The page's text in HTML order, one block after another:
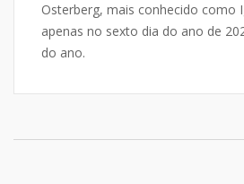
Osterberg, mais conhecido como
apenas no sexto dia do ano de
do ano.